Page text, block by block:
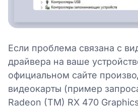
Если проблема связана с
драйвера на ваше
официальном сайте
видеокарты (пример
Radeon (TM) RX 470